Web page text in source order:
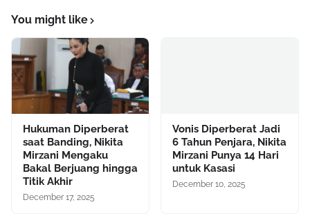
You might like
Hukuman Diperberat
saat Banding, Nikita
Mirzani Mengaku
Bakal Berjuang hingga
Titik Akhir
December 17, 2025
Vonis Diperberat Jadi
6 Tahun Penjara, Nikita
Mirzani Punya 14 Hari
untuk Kasasi
December 10, 2025